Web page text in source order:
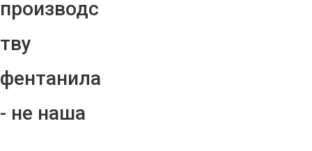
производс
тву
фентанила
- не наша